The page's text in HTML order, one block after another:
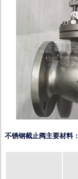
不锈钢截止阀主要材料：